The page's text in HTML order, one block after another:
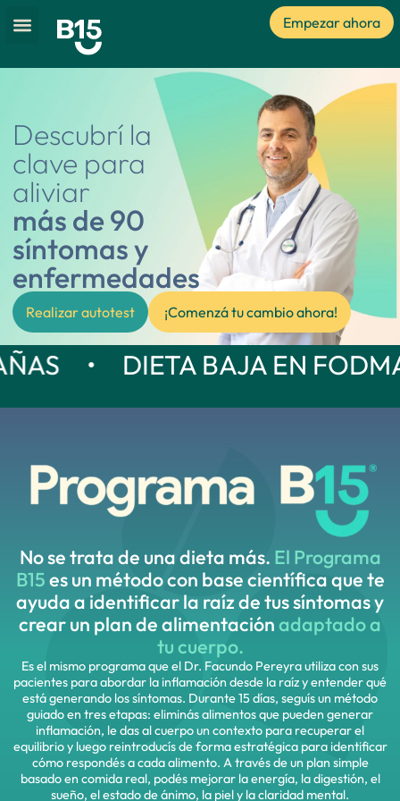
Empezar ahora
Descubrí la
clave para
aliviar
más de 90
síntomas y
enfermedades
Realizar autotest ¡Comenzá tu cambio ahora!
EN FODMAPS
No se trata de una dieta más. El Programa
B15es un método con base científica que te
ayuda a identificar la raíz de tus síntomas y
crear un plan de alimentaciónadaptado a
tu cuerpo.
Es el mismo programa que el Dr. Facundo Pereyra utiliza con sus
pacientes para abordar la inflamación desde la raíz y entender qué
está generando los síntomas. Durante 15 días, seguís un método
guiado en tres etapas: eliminás alimentos que pueden generar
inflamación, le das al cuerpo un contexto para recuperar el
equilibrio y luego reintroducís de forma estratégica para identificar
cómo respondés a cada alimento. A través de un plan simple
basado en comida real, podés mejorar la energía, la digestión, el
sueño, el estado de ánimo, la piel y la claridad mental.